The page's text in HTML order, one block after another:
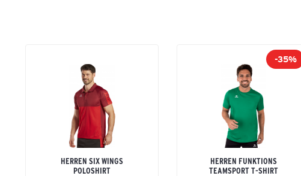
HERREN SIX WINGS
POLOSHIRT
-35%
HERREN FUNKTIONS
TEAMSPORT T-SHIRT